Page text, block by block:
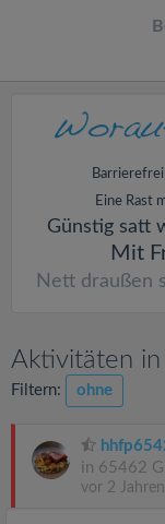
Barrierefrei
Eine Rast
Günstig satt
Mit
Nett draußen
Aktivitäten in
Filtern: ohne
in 65462
vor 2 Jahren